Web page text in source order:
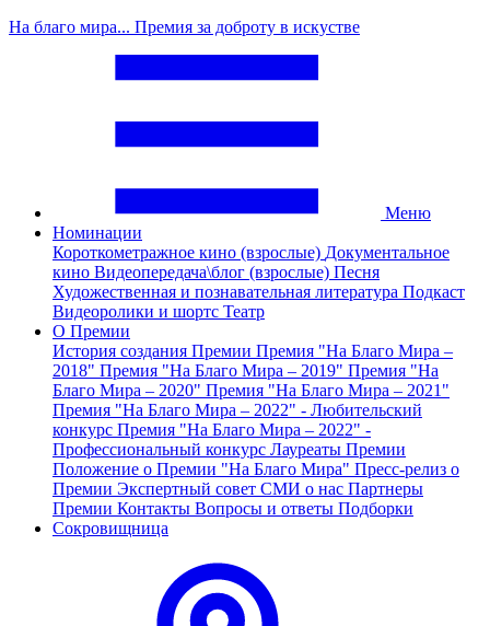
На благо мира... Премия за доброту в искустве
Меню
Номинации
Короткометражное кино (взрослые) Документальное
кино Видеопередача\блог (взрослые) Песня
Художественная и познавательная литература Подкаст
Видеоролики и шортс Театр
О Премии
История создания Премии Премия "На Благо Мира –
2018" Премия "На Благо Мира – 2019" Премия "На
Благо Мира – 2020" Премия "На Благо Мира – 2021"
Премия "На Благо Мира – 2022" - Любительский
конкурс Премия "На Благо Мира – 2022" -
Профессиональный конкурс Лауреаты Премии
Положение о Премии "На Благо Мира" Пресс-релиз о
Премии Экспертный совет СМИ о нас Партнеры
Премии Контакты Вопросы и ответы Подборки
Сокровищница